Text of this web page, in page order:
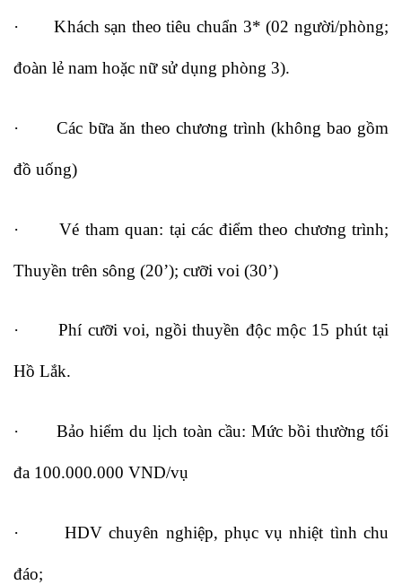
· Khách sạn theo tiêu chuẩn 3* (02 người/phòng;
đoàn lẻ nam hoặc nữ sử dụng phòng 3).
· Các bữa ăn theo chương trình (không bao gồm
đồ uống)
· Vé tham quan: tại các điểm theo chương trình;
Thuyền trên sông (20’); cưỡi voi (30’)
· Phí cưỡi voi, ngồi thuyền độc mộc 15 phút tại
Hồ Lắk.
· Bảo hiểm du lịch toàn cầu: Mức bồi thường tối
đa 100.000.000 VND/vụ
· HDV chuyên nghiệp, phục vụ nhiệt tình chu
đáo;